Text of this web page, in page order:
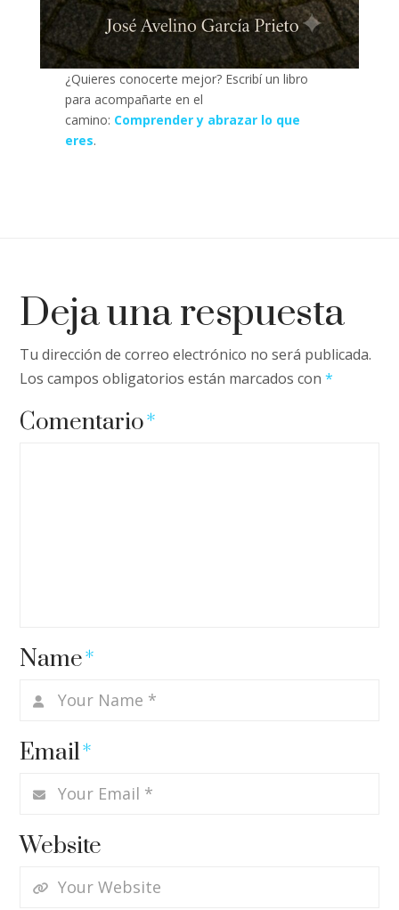
¿Quieres conocerte mejor? Escribí un libro
para acompañarte en el
camino: Comprender y abrazar lo que
eres.
Deja una respuesta
Tu dirección de correo electrónico no será publicada.
Los campos obligatorios están marcados con*
Comentario*
Name*
Email*
Website